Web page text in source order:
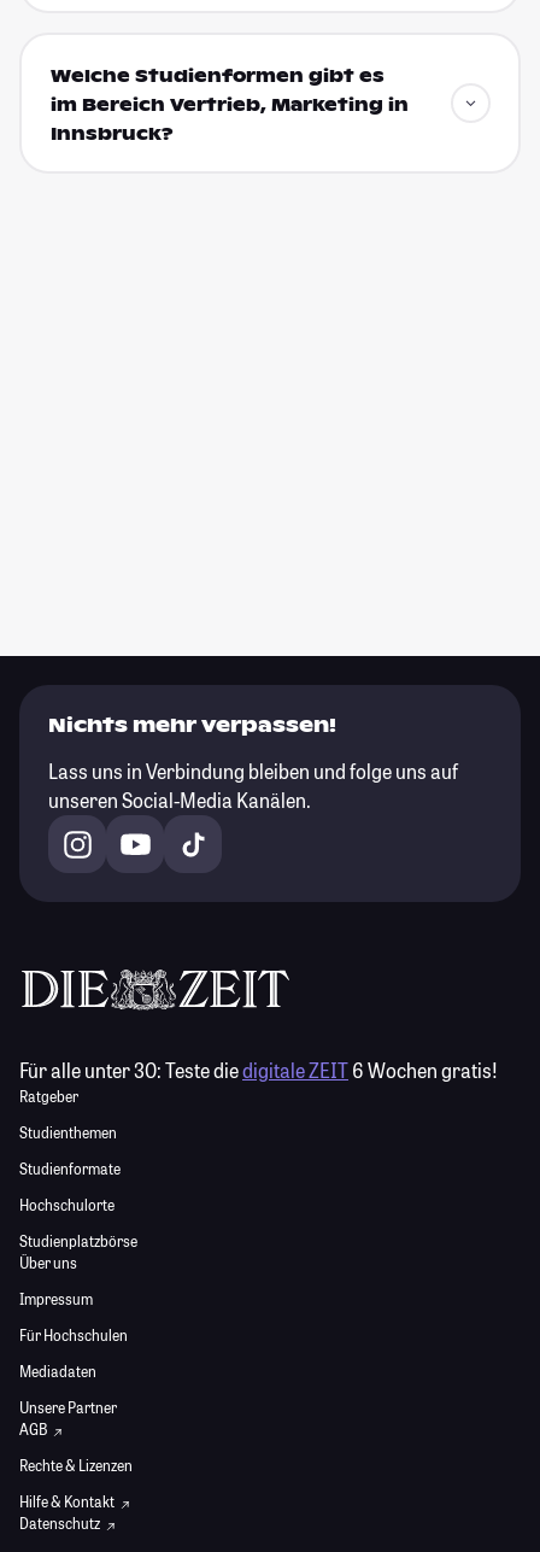
Welche Studienformen gibt es
im Bereich Vertrieb, Marketing in
Innsbruck?
Nichts mehr verpassen!
Lass uns in Verbindung bleiben und folge uns auf
unseren Social-Media Kanälen.
Für alle unter 30:Teste diedigitale ZEIT6 Wochen gratis!
Ratgeber
Studienthemen
Studienformate
Hochschulorte
Studienplatzbörse
Über uns
Impressum
Für Hochschulen
Mediadaten
Unsere Partner
AGB
Rechte & Lizenzen
Hilfe & Kontakt
Datenschutz